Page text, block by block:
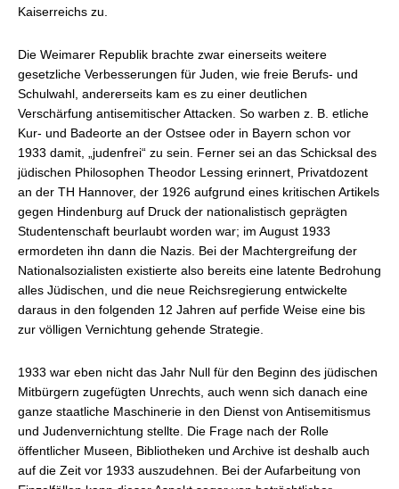
Kaiserreichs zu.
Die Weimarer Republik brachte zwar einerseits weitere
gesetzliche Verbesserungen für Juden, wie freie Berufs- und
Schulwahl, andererseits kam es zu einer deutlichen
Verschärfung antisemitischer Attacken. So warben z. B. etliche
Kur- und Badeorte an der Ostsee oder in Bayern schon vor
1933 damit, „judenfrei“ zu sein. Ferner sei an das Schicksal des
jüdischen Philosophen Theodor Lessing erinnert, Privatdozent
an der TH Hannover, der 1926 aufgrund eines kritischen Artikels
gegen Hindenburg auf Druck der nationalistisch geprägten
Studentenschaft beurlaubt worden war; im August 1933
ermordeten ihn dann die Nazis. Bei der Machtergreifung der
Nationalsozialisten existierte also bereits eine latente Bedrohung
alles Jüdischen, und die neue Reichsregierung entwickelte
daraus in den folgenden 12 Jahren auf perfide Weise eine bis
zur völligen Vernichtung gehende Strategie.
1933 war eben nicht das Jahr Null für den Beginn des jüdischen
Mitbürgern zugefügten Unrechts, auch wenn sich danach eine
ganze staatliche Maschinerie in den Dienst von Antisemitismus
und Judenvernichtung stellte. Die Frage nach der Rolle
öffentlicher Museen, Bibliotheken und Archive ist deshalb auch
auf die Zeit vor 1933 auszudehnen. Bei der Aufarbeitung von